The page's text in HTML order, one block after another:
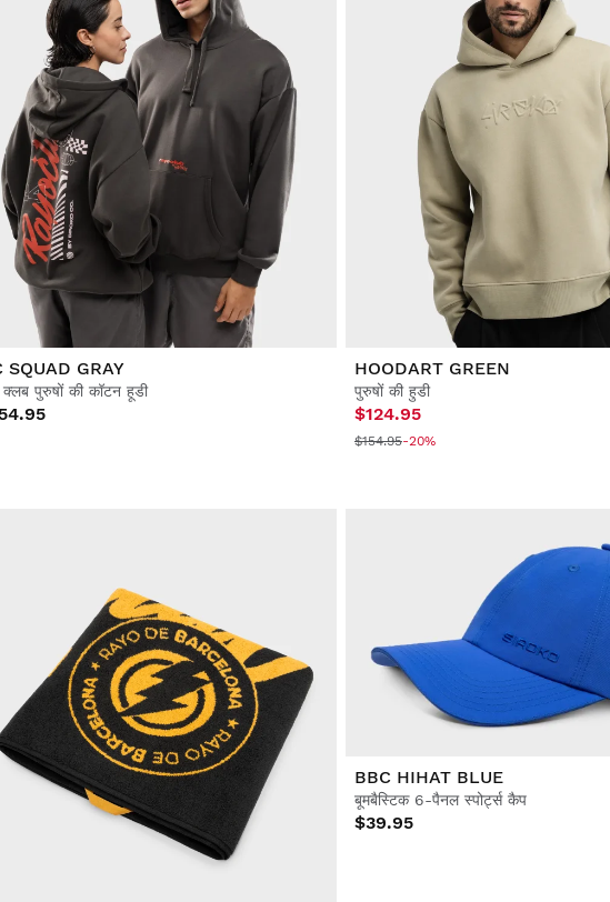
SQUAD GRAY
क्लब पुरुषों की कॉटन हूडी
HOODART GREEN
पुरुषों की हुडी
$124.95
$154.95-20%
BBC HIHAT BLUE
बूमबैस्टिक 6-पैनल स्पोर्ट्स कैप
$39.95